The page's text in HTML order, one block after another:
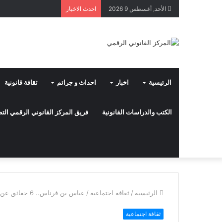
الأحد, أغسطس 9 2026 احدث الاخبار
الرئيسية اخبار احداث و جرائم ثقافة قانونية
الكتب والدراسات القانونية فريق المركز القانوني الرقمي
الرئيسية / ثقافة اجتماعية / عباس بن فرناس.. 6 حقائق عن أمازيغي حاول الطيران
ثقافة اجتماعية